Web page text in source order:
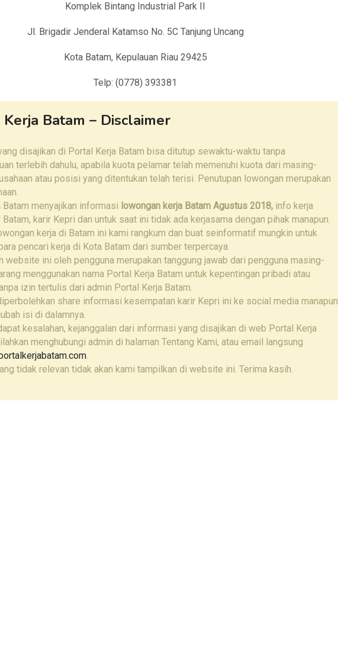
Komplek Bintang Industrial Park II
Jl. Brigadir Jenderal Katamso No. 5C Tanjung Uncang
Kota Batam, Kepulauan Riau 29425
Telp: (0778) 393381
Batam – Disclaimer
disajikan di Portal Kerja Batam bisa ditutup sewaktu-waktu tanpa
terlebih dahulu, apabila kuota pelamar telah memenuhi kuota dari masing-
atau posisi yang ditentukan telah terisi. Penutupan lowongan merupakan
Batam menyajikan informasi lowongan kerja Batam Agustus 2018, info kerja
Batam, karir Kepri dan untuk saat ini tidak ada kerjasama dengan pihak manapun.
kerja di Batam ini kami rangkum dan buat seinformatif mungkin untuk
pencari kerja di Kota Batam dari sumber terpercaya.
website ini oleh pengguna merupakan tanggung jawab dari pengguna masing-
menggunakan nama Portal Kerja Batam untuk kepentingan pribadi atau
izin tertulis dari admin Portal Kerja Batam.
share informasi kesempatan karir Kepri ini ke social media manapun
isi di dalamnya.
kesalahan, kejanggalan dari informasi yang disajikan di web Portal Kerja
menghubungi admin di halaman Tentang Kami, atau email langsung
.
tidak relevan tidak akan kami tampilkan di website ini. Terima kasih.